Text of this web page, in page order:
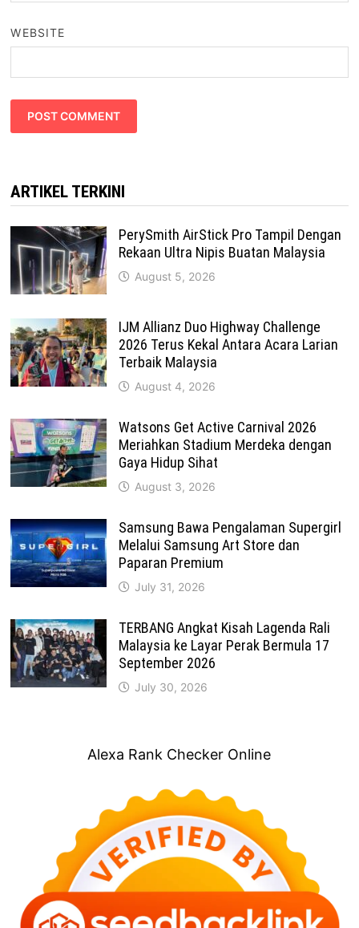
WEBSITE
ARTIKEL TERKINI
PerySmith AirStick Pro Tampil Dengan
Rekaan Ultra Nipis Buatan Malaysia
August 5, 2026
IJM Allianz Duo Highway Challenge
2026 Terus Kekal Antara Acara Larian
Terbaik Malaysia
August 4, 2026
Watsons Get Active Carnival 2026
Meriahkan Stadium Merdeka dengan
Gaya Hidup Sihat
August 3, 2026
Samsung Bawa Pengalaman Supergirl
Melalui Samsung Art Store dan
Paparan Premium
July 31, 2026
TERBANG Angkat Kisah Lagenda Rali
Malaysia ke Layar Perak Bermula 17
September 2026
July 30, 2026
Alexa Rank Checker Online